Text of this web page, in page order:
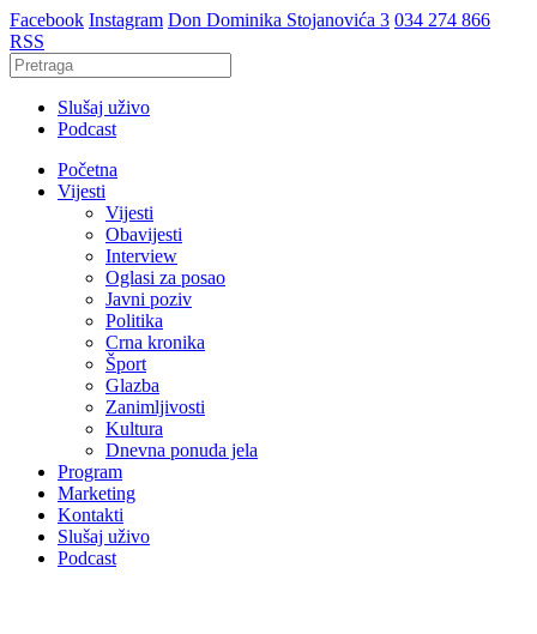
Facebook Instagram Don Dominika Stojanovića 3 034 274 866
RSS
Slušaj uživo
Podcast
Početna
Vijesti
Vijesti
Obavijesti
Interview
Oglasi za posao
Javni poziv
Politika
Crna kronika
Šport
Glazba
Zanimljivosti
Kultura
Dnevna ponuda jela
Program
Marketing
Kontakti
Slušaj uživo
Podcast